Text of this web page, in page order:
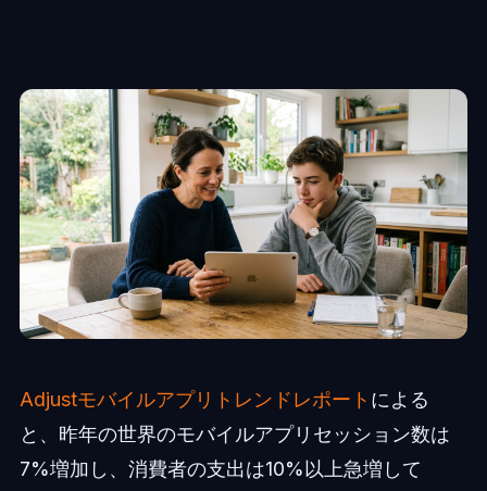
Adjustモバイルアプリトレンドレポート による
と、昨年の世界のモバイルアプリセッション数は
7%増加し、消費者の支出は10%以上急増して